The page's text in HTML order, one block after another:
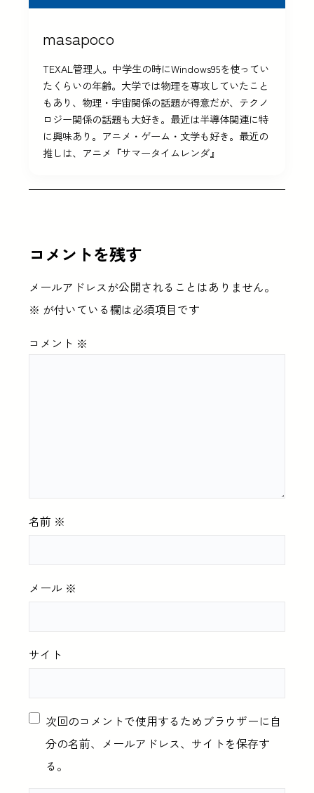
masapoco
TEXAL管理人。中学生の時にWindows95を使ってい
たくらいの年齢。大学では物理を専攻していたこと
もあり、物理・宇宙関係の話題が得意だが、テクノ
ロジー関係の話題も大好き。最近は半導体関連に特
に興味あり。アニメ・ゲーム・文学も好き。最近の
推しは、アニメ『サマータイムレンダ』
コメントを残す
メールアドレスが公開されることはありません。
※ が付いている欄は必須項目です
コメント ※
名前 ※
メール ※
サイト
次回のコメントで使用するためブラウザーに自
分の名前、メールアドレス、サイトを保存す
る。